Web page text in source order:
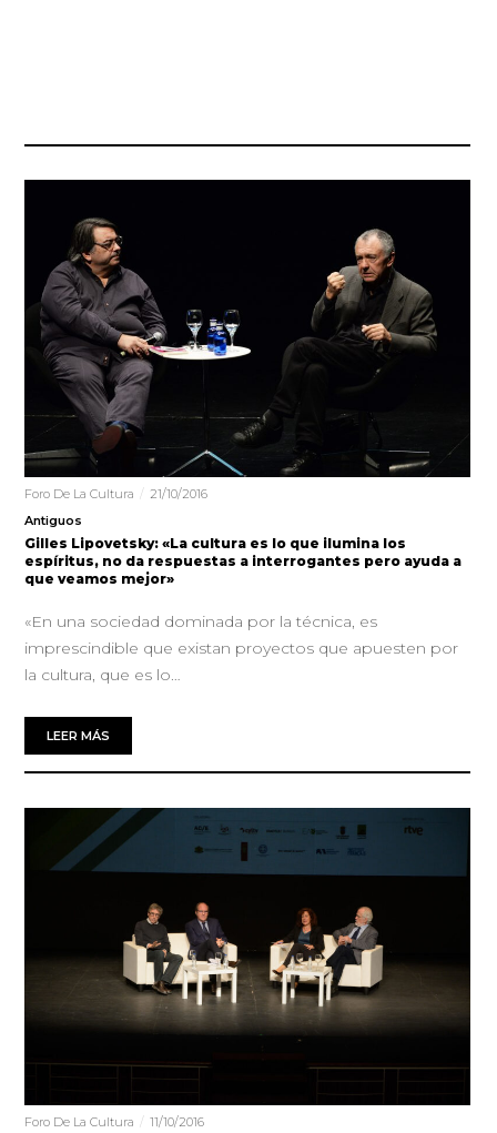
Foro De La Cultura
21/10/2016
Antiguos
Gilles Lipovetsky: «La cultura es lo que ilumina los
espíritus, no da respuestas a interrogantes pero ayuda a
que veamos mejor»
«En una sociedad dominada por la técnica, es
imprescindible que existan proyectos que apuesten por
la cultura, que es lo…
LEER MÁS
Foro De La Cultura
11/10/2016